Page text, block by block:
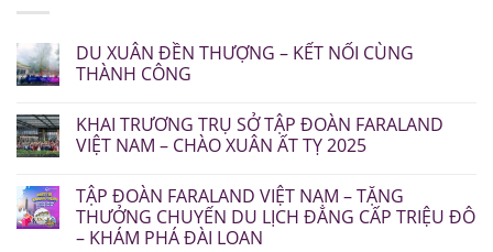
DU XUÂN ĐỀN THƯỢNG – KẾT NỐI CÙNG
THÀNH CÔNG
KHAI TRƯƠNG TRỤ SỞ TẬP ĐOÀN FARALAND
VIỆT NAM – CHÀO XUÂN ẤT TỴ 2025
TẬP ĐOÀN FARALAND VIỆT NAM – TẶNG
THƯỞNG CHUYẾN DU LỊCH ĐẲNG CẤP TRIỆU ĐÔ
– KHÁM PHÁ ĐÀI LOAN